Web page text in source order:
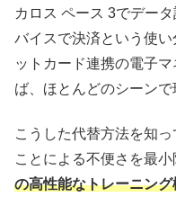
カロス ペース 3でデー
バイスで決済という使
ットカード連携の電子
ば、ほとんどのシーンで
こうした代替方法を知
ことによる不便さを最小
の高性能なトレーニン